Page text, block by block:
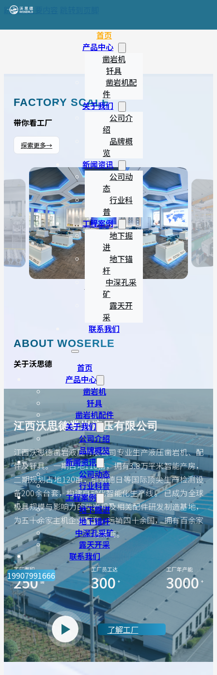
跳转到主要内容
首页
产品中心
凿岩机
钎具
凿岩机配
件
关于我们
公司介
绍
品牌概
览
新闻资讯
公司动
态
行业科
普
工程案例
地下掘
进
地下锚
杆
中深孔采
矿
露天开
采
联系我们
首页
产品中心
凿岩机
钎具
凿岩机配件
关于我们
公司介绍
品牌概览
新闻资讯
公司动态
行业科普
工程案例
地下掘进
地下锚杆
中深孔采矿
露天开采
联系我们
19907991666
FACTORY SCALE
带你看工厂
探索更多→
— 智能展厅 —
ABOUT WOSERLE
关于沃思德
江西沃思德凿岩液压有限公司
江西沃思德凿岩液压有限公司专业生产液压凿岩机、配
件及钎具。一期占地110亩，拥有3.8万平米智能产房，
二期规划占地120亩，引进德日等国际顶尖生产检测设
备200余台套，构建自动化智能化生产线。 已成为全球
极具规模与影响力的凿岩机及相关配件研发制造基地，
为五十余家主机企业配套，远销四十余国， 拥有百余家
分销商。
工厂面积
250 亩
工厂员工达
300 +
工厂年产能
3000 +
了解工厂